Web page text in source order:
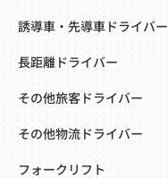
誘導車・先導車ドライバー
長距離ドライバー
その他旅客ドライバー
その他物流ドライバー
フォークリフト